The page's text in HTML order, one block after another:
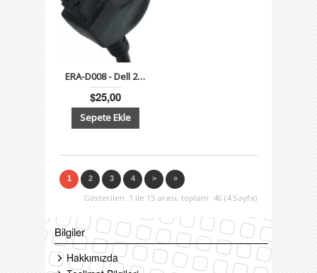
ERA-D008 - Dell 20V 4.5A Notebook Adaptörü - Özel Uç
$25,00
1 2 3 4 > »
Gösterilen: 1 ile 15 arası, toplam: 46 (4 Sayfa)
Bilgiler
Hakkımızda